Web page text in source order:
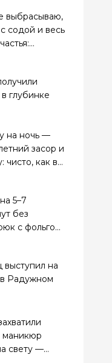
выбрасываю,
содой и весь
глубинке
на ночь —
засор и
чисто, как в
5–7
без
с фольгой
на
Радужном
маникюр
свету —